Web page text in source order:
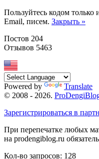
Пользуйтесь кодом
Email, писем. Закрыть »
Постов 204
Отзывов 5463
Powered by
Translate
© 2008 - 2026.
Зарегистрироваться в
При перепечатке любых
на prodengiblog.ru
Кол-во запросов: 128